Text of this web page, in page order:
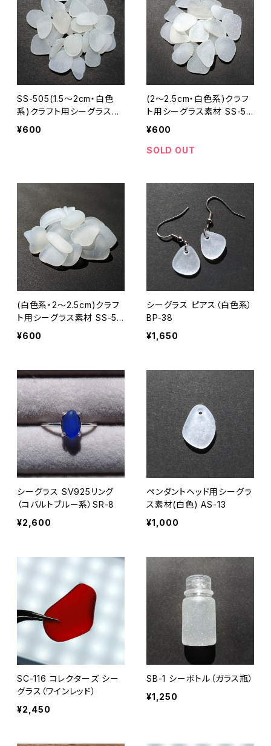
SS-505(1.5～2cm・白色
系)クラフト用シーグラス素
材
¥600
(2～2.5cm・白色系)クラフ
ト用シーグラス素材 SS-50
8
¥600
SOLD OUT
(白色系・2～2.5cm)クラフ
ト用シーグラス素材 SS-50
7
¥600
シーグラス ピアス（白色系）
BP-38
¥1,650
シーグラス SV925リング
（コバルトブルー系）SR-8
¥2,600
ペンダントヘッド用シーグラ
ス素材(白色) AS-13
¥1,000
SC-116 コレクターズ シー
グラス（ワインレッド）
¥2,450
SB-1 シーボトル（ガラス瓶）
¥1,250